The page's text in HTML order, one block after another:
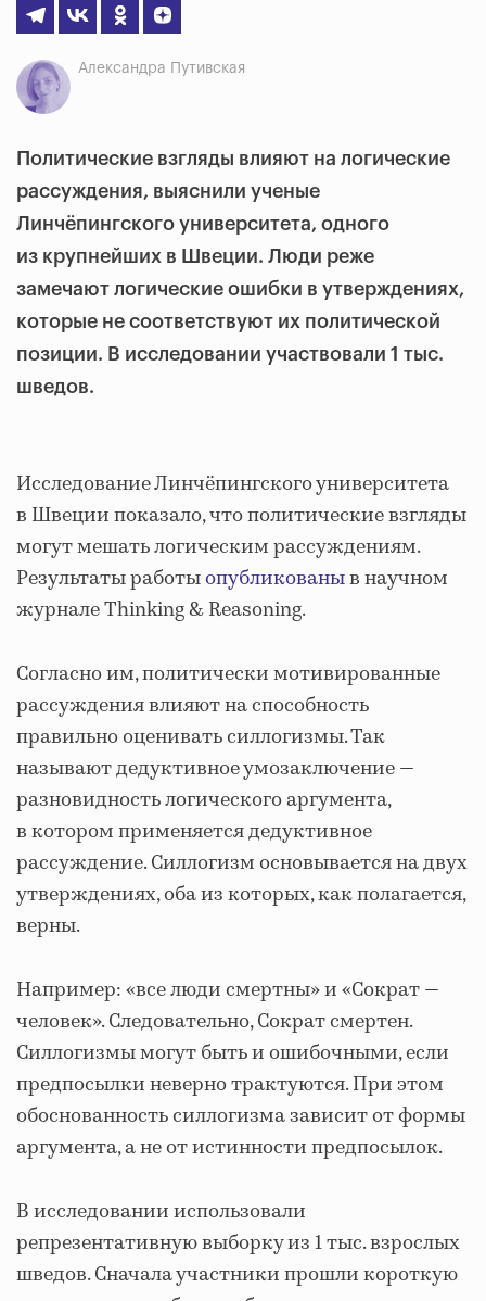
Александра Путивская
Политические взгляды влияют на логические
рассуждения, выяснили ученые
Линчёпингского университета, одного
из крупнейших в Швеции. Люди реже
замечают логические ошибки в утверждениях,
которые не соответствуют их политической
позиции. В исследовании участвовали 1 тыс.
шведов.
Исследование Линчёпингского университета
в Швеции показало, что политические взгляды
могут мешать логическим рассуждениям.
Результаты работыопубликованыв научном
журнале Thinking & Reasoning.
Согласно им, политически мотивированные
рассуждения влияют на способность
правильно оценивать силлогизмы. Так
называют дедуктивное умозаключение —
разновидность логического аргумента,
в котором применяется дедуктивное
рассуждение. Силлогизм основывается на двух
утверждениях, оба из которых, как полагается,
верны.
Например: «все люди смертны» и «Сократ —
человек». Следовательно, Сократ смертен.
Силлогизмы могут быть и ошибочными, если
предпосылки неверно трактуются. При этом
обоснованность силлогизма зависит от формы
аргумента, а не от истинности предпосылок.
В исследовании использовали
репрезентативную выборку из 1 тыс. взрослых
шведов. Сначала участники прошли короткую